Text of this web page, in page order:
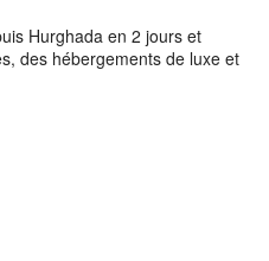
Hurghada en 2 jours et
des hébergements de luxe et